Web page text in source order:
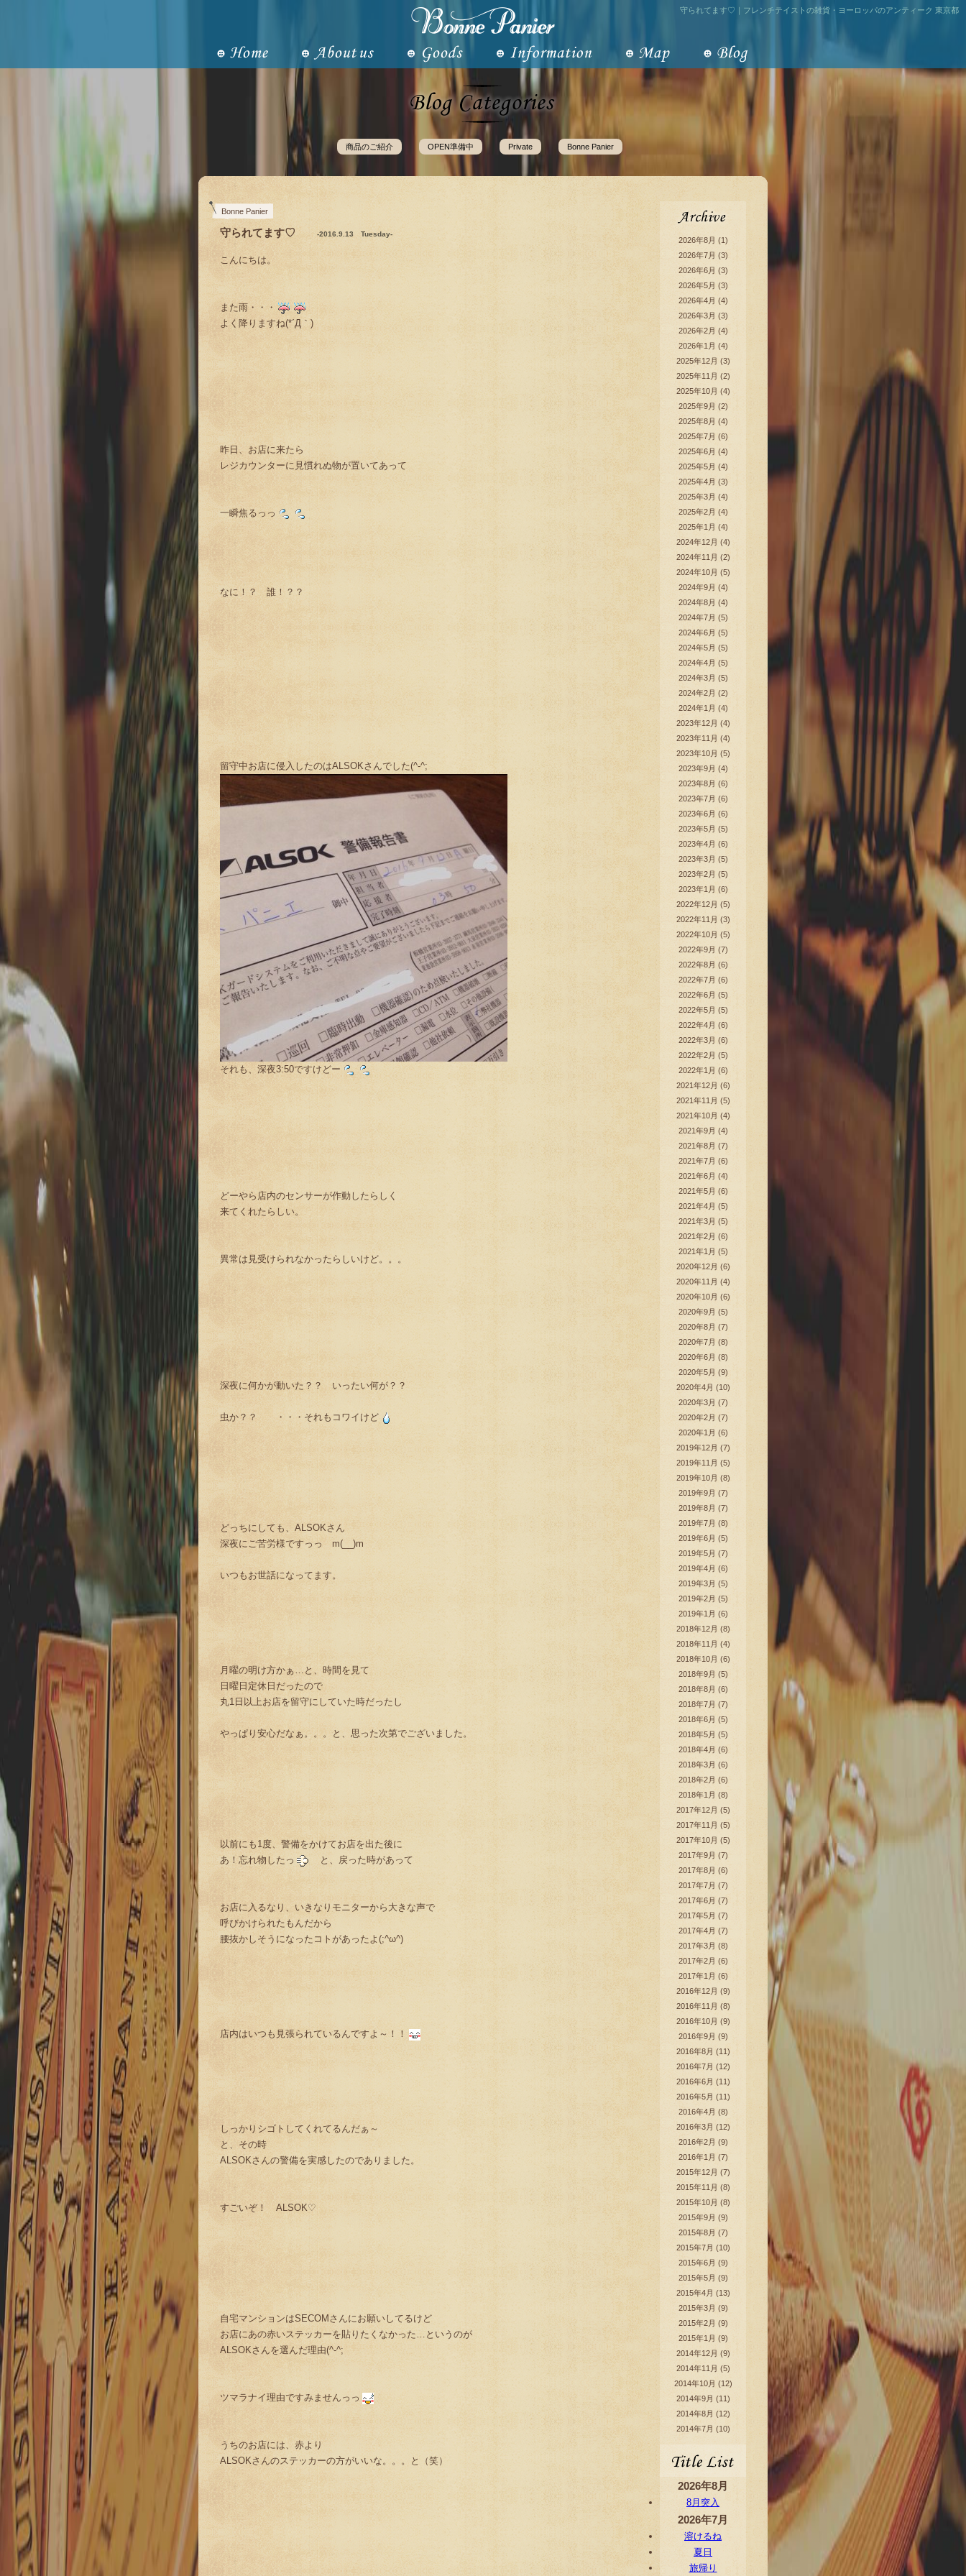
守られてます♡｜フレンチテイストの雑貨・ヨーロッパのアンティーク 東京都
商品のご紹介 OPEN準備中 Private Bonne Panier
Bonne Panier
守られてます♡ -2016.9.13 Tuesday-
こんにちは。
また雨・・・
よく降りますね(*´Д｀)
昨日、お店に来たら
レジカウンターに見慣れぬ物が置いてあって
一瞬焦るっっ
なに！？ 誰！？？
留守中お店に侵入したのはALSOKさんでした(^-^;
それも、深夜3:50ですけどー
どーやら店内のセンサーが作動したらしく
来てくれたらしい。
異常は見受けられなかったらしいけど。。。
深夜に何かが動いた？？ いったい何が？？
虫か？？ ・・・それもコワイけど
どっちにしても、ALSOKさん
深夜にご苦労様ですっっ m(__)m
いつもお世話になってます。
月曜の明け方かぁ…と、時間を見て
日曜日定休日だったので
丸1日以上お店を留守にしていた時だったし
やっぱり安心だなぁ。。。と、思った次第でございました。
以前にも1度、警備をかけてお店を出た後に
あ！忘れ物したっ
と、戻った時があって
お店に入るなり、いきなりモニターから大きな声で
呼びかけられたもんだから
腰抜かしそうになったコトがあったよ(;^ω^)
店内はいつも見張られているんですよ～！！
しっかりシゴトしてくれてるんだぁ～
と、その時
ALSOKさんの警備を実感したのでありました。
すごいぞ！ ALSOK♡
自宅マンションはSECOMさんにお願いしてるけど
お店にあの赤いステッカーを貼りたくなかった…というのが
ALSOKさんを選んだ理由(^-^;
ツマラナイ理由ですみませんっっ
うちのお店には、赤より
ALSOKさんのステッカーの方がいいな。。。と（笑）
2026年8月 (1)
2026年7月 (3)
2026年6月 (3)
2026年5月 (3)
2026年4月 (4)
2026年3月 (3)
2026年2月 (4)
2026年1月 (4)
2025年12月 (3)
2025年11月 (2)
2025年10月 (4)
2025年9月 (2)
2025年8月 (4)
2025年7月 (6)
2025年6月 (4)
2025年5月 (4)
2025年4月 (3)
2025年3月 (4)
2025年2月 (4)
2025年1月 (4)
2024年12月 (4)
2024年11月 (2)
2024年10月 (5)
2024年9月 (4)
2024年8月 (4)
2024年7月 (5)
2024年6月 (5)
2024年5月 (5)
2024年4月 (5)
2024年3月 (5)
2024年2月 (2)
2024年1月 (4)
2023年12月 (4)
2023年11月 (4)
2023年10月 (5)
2023年9月 (4)
2023年8月 (6)
2023年7月 (6)
2023年6月 (6)
2023年5月 (5)
2023年4月 (6)
2023年3月 (5)
2023年2月 (5)
2023年1月 (6)
2022年12月 (5)
2022年11月 (3)
2022年10月 (5)
2022年9月 (7)
2022年8月 (6)
2022年7月 (6)
2022年6月 (5)
2022年5月 (5)
2022年4月 (6)
2022年3月 (6)
2022年2月 (5)
2022年1月 (6)
2021年12月 (6)
2021年11月 (5)
2021年10月 (4)
2021年9月 (4)
2021年8月 (7)
2021年7月 (6)
2021年6月 (4)
2021年5月 (6)
2021年4月 (5)
2021年3月 (5)
2021年2月 (6)
2021年1月 (5)
2020年12月 (6)
2020年11月 (4)
2020年10月 (6)
2020年9月 (5)
2020年8月 (7)
2020年7月 (8)
2020年6月 (8)
2020年5月 (9)
2020年4月 (10)
2020年3月 (7)
2020年2月 (7)
2020年1月 (6)
2019年12月 (7)
2019年11月 (5)
2019年10月 (8)
2019年9月 (7)
2019年8月 (7)
2019年7月 (8)
2019年6月 (5)
2019年5月 (7)
2019年4月 (6)
2019年3月 (5)
2019年2月 (5)
2019年1月 (6)
2018年12月 (8)
2018年11月 (4)
2018年10月 (6)
2018年9月 (5)
2018年8月 (6)
2018年7月 (7)
2018年6月 (5)
2018年5月 (5)
2018年4月 (6)
2018年3月 (6)
2018年2月 (6)
2018年1月 (8)
2017年12月 (5)
2017年11月 (5)
2017年10月 (5)
2017年9月 (7)
2017年8月 (6)
2017年7月 (7)
2017年6月 (7)
2017年5月 (7)
2017年4月 (7)
2017年3月 (8)
2017年2月 (6)
2017年1月 (6)
2016年12月 (9)
2016年11月 (8)
2016年10月 (9)
2016年9月 (9)
2016年8月 (11)
2016年7月 (12)
2016年6月 (11)
2016年5月 (11)
2016年4月 (8)
2016年3月 (12)
2016年2月 (9)
2016年1月 (7)
2015年12月 (7)
2015年11月 (8)
2015年10月 (8)
2015年9月 (9)
2015年8月 (7)
2015年7月 (10)
2015年6月 (9)
2015年5月 (9)
2015年4月 (13)
2015年3月 (9)
2015年2月 (9)
2015年1月 (9)
2014年12月 (9)
2014年11月 (5)
2014年10月 (12)
2014年9月 (11)
2014年8月 (12)
2014年7月 (10)
2026年8月
8月突入
2026年7月
溶けるね
夏日
旅帰り